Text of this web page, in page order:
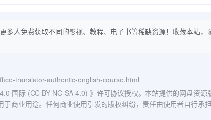
多人免费获取不同的影视、教程、电子书等稀缺资源！收藏本站，
translator-authentic-english-course.html
国际 (CC BY-NC-SA 4.0) 》许可协议授权。本站提供的网盘资源
商业用途。任何商业使用引发的版权纠纷，责任由使用者自行承